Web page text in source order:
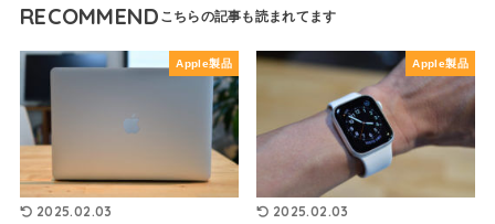
RECOMMEND
Apple製品
2025.02.03
Apple製品
2025.02.03